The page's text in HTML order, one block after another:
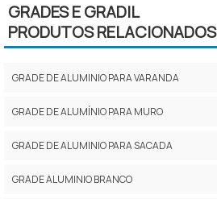
GRADES E GRADIL
PRODUTOS RELACIONADOS
GRADE DE ALUMINIO PARA VARANDA
GRADE DE ALUMÍNIO PARA MURO
GRADE DE ALUMINIO PARA SACADA
GRADE ALUMINIO BRANCO